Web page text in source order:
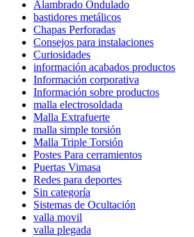
Alambrado Ondulado
bastidores metálicos
Chapas Perforadas
Consejos para instalaciones
Curiosidades
información acabados productos
Información corporativa
Información sobre productos
malla electrosoldada
Malla Extrafuerte
malla simple torsión
Malla Triple Torsión
Postes Para cerramientos
Puertas Vimasa
Redes para deportes
Sin categoría
Sistemas de Ocultación
valla movil
valla plegada